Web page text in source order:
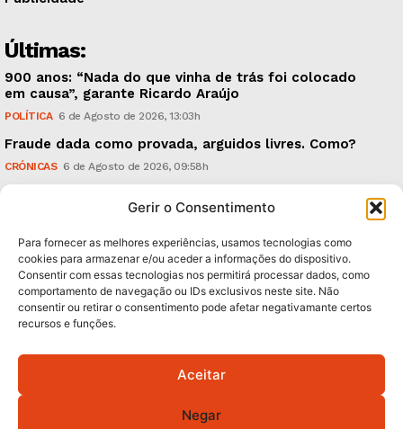
Gerir o Consentimento
Para fornecer as melhores experiências, usamos tecnologias como
cookies para armazenar e/ou aceder a informações do dispositivo.
Consentir com essas tecnologias nos permitirá processar dados, como
comportamento de navegação ou IDs exclusivos neste site. Não
consentir ou retirar o consentimento pode afetar negativamante certos
recursos e funções.
Aceitar
Negar
Últimas:
900 anos: “Nada do que vinha de trás foi colocado
em causa”, garante Ricardo Araújo
POLÍTICA 6 de Agosto de 2026, 13:03h
Fraude dada como provada, arguidos livres. Como?
CRÓNICAS 6 de Agosto de 2026, 09:58h
Subscreva Newsletter:
QUERO ADERIR